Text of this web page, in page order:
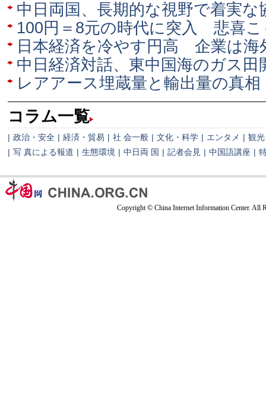
中日両国、長期的な視野で着実な
100円＝8元の時代に突入 悲喜
日本経済を冷やす円高 企業は海
中日経済対話、東中国海のガス田
レアアース埋蔵量と輸出量の真相
コラム一覧
| 政治・安全 | 経済・貿易 | 社 会一般 | 文化・科学 | エンタメ | 観光
| 写 真による報道 | 生態環境 | 中日両 国 | 記者会見 | 中国語講座 |